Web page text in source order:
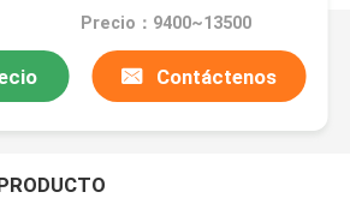
Precio：9400~13500
Contáctenos